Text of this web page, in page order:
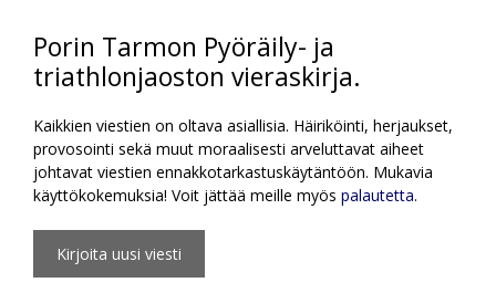
Porin Tarmon Pyöräily- ja
triathlonjaoston vieraskirja.
Kaikkien viestien on oltava asiallisia. Häiriköinti, herjaukset,
provosointi sekä muut moraalisesti arveluttavat aiheet
johtavat viestien ennakkotarkastuskäytäntöön. Mukavia
käyttökokemuksia! Voit jättää meille myös palautetta.